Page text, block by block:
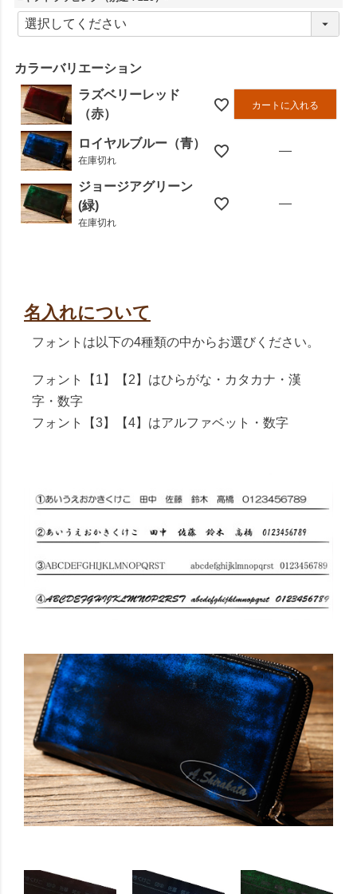
(
カラーバリエーション
ラズベリーレッド
（赤）
カートに入れる
ロイヤルブルー（青）
在庫切れ
—
ジョージアグリーン
(緑)
在庫切れ
—
名入れについて
フォントは以下の4種類の中からお選びください。
フォント【1】【2】はひらがな・カタカナ・漢
字・数字
フォント【3】【4】はアルファベット・数字